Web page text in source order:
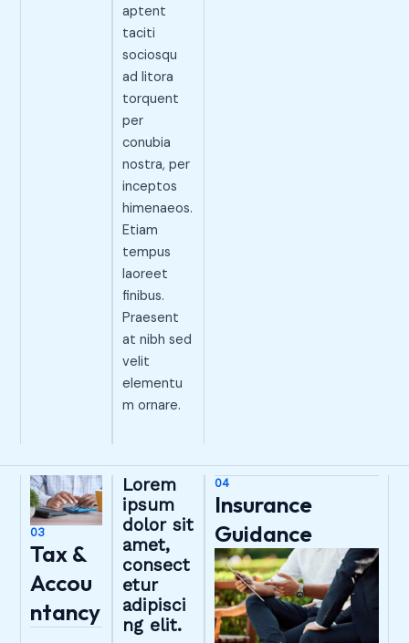
aptent
taciti
sociosqu
ad litora
torquent
per
conubia
nostra, per
inceptos
himenaeos.
Etiam
tempus
laoreet
finibus.
Praesent
at nibh sed
velit
elementu
m ornare.
03
Tax &
Accou
ntancy
Lorem
ipsum
dolor sit
amet,
consect
etur
adipisci
ng elit.
04
Insurance
Guidance